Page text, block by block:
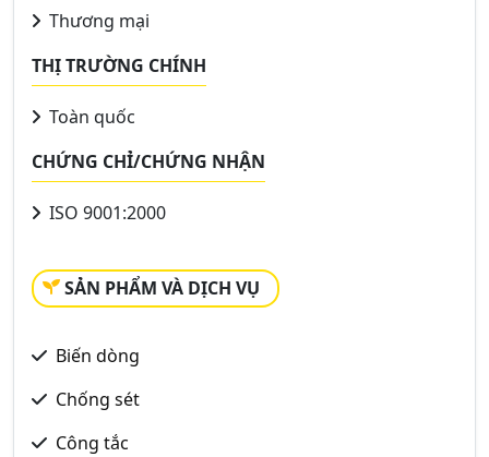
Thương mại
THỊ TRƯỜNG CHÍNH
Toàn quốc
CHỨNG CHỈ/CHỨNG NHẬN
ISO 9001:2000
SẢN PHẨM VÀ DỊCH VỤ
Biến dòng
Chống sét
Công tắc